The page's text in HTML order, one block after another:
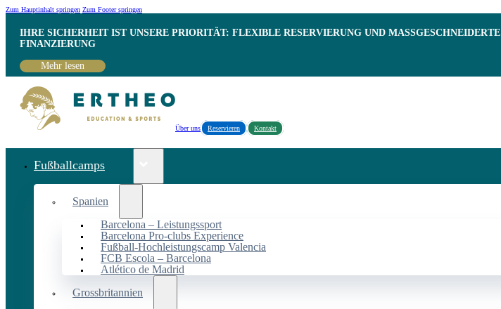
Zum Hauptinhalt springen Zum Footer springen
IHRE SICHERHEIT IST UNSERE PRIORITÄT: FLEXIBLE RESERVIERUNG UND MASSGESCHNEIDERTE F
INANZIERUNG
Mehr lesen
Über uns Reservieren Kontakt
Fußballcamps
Spanien
Barcelona – Leistungssport
Barcelona Pro-clubs Experience
Fußball-Hochleistungscamp Valencia
FCB Escola – Barcelona
Atlético de Madrid
Grossbritannien